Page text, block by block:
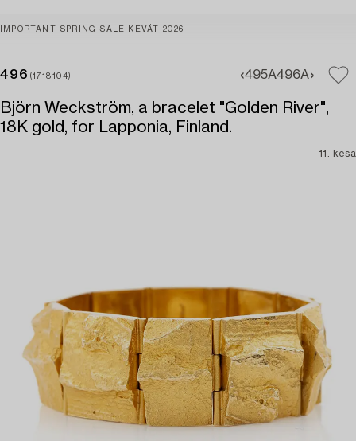
IMPORTANT SPRING SALE KEVÄT 2026
496 (1718104) 495A496A
Björn Weckström, a bracelet "Golden River",
18K gold, for Lapponia, Finland.
11. kesä